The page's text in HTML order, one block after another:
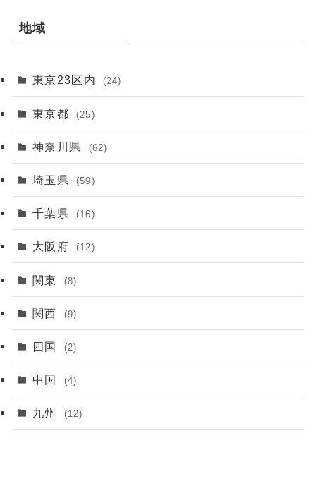
地域
東京23区内 (24)
東京都 (25)
神奈川県 (62)
埼玉県 (59)
千葉県 (16)
大阪府 (12)
関東 (8)
関西 (9)
四国 (2)
中国 (4)
九州 (12)